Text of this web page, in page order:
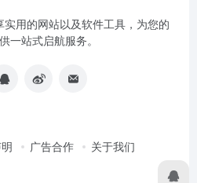
用的网站以及软件工具，为您的
一站式启航服务。
广告合作 关于我们